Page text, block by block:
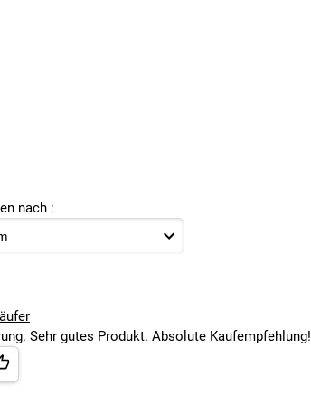
nach :
Sehr gutes Produkt. Absolute Kaufempfehlung!